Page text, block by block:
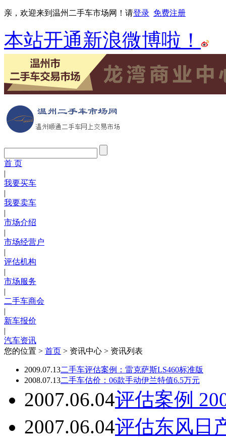
亲，欢迎来到温州二手车市场网！请登录 免费注册
本站开通新浪微博啦！
首 页
|
我要买车
|
我要卖车
|
市场介绍
|
市场经营户
|
评估机构
|
市场服务
|
二手车商会
|
新车报价
|
汽车资讯
您的位置 > 首页 > 资讯中心 > 资讯列表
2009.07.13二手车评估案例：雷克萨斯LS460标准版
2008.07.13二手车估价：06款手动伊兰特值6.5万元
2007.06.04评估案例
2007.06.04评估东风日